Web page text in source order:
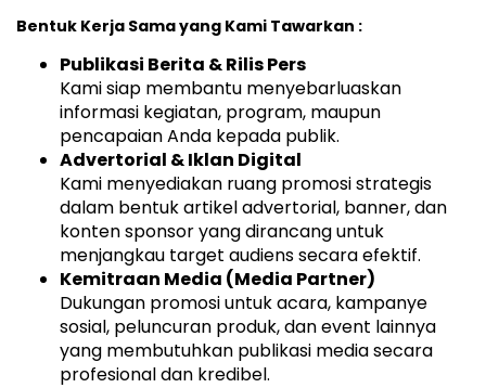
Bentuk Kerja Sama yang Kami Tawarkan :
Publikasi Berita & Rilis Pers
Kami siap membantu menyebarluaskan
informasi kegiatan, program, maupun
pencapaian Anda kepada publik.
Advertorial & Iklan Digital
Kami menyediakan ruang promosi strategis
dalam bentuk artikel advertorial, banner, dan
konten sponsor yang dirancang untuk
menjangkau target audiens secara efektif.
Kemitraan Media (Media Partner)
Dukungan promosi untuk acara, kampanye
sosial, peluncuran produk, dan event lainnya
yang membutuhkan publikasi media secara
profesional dan kredibel.